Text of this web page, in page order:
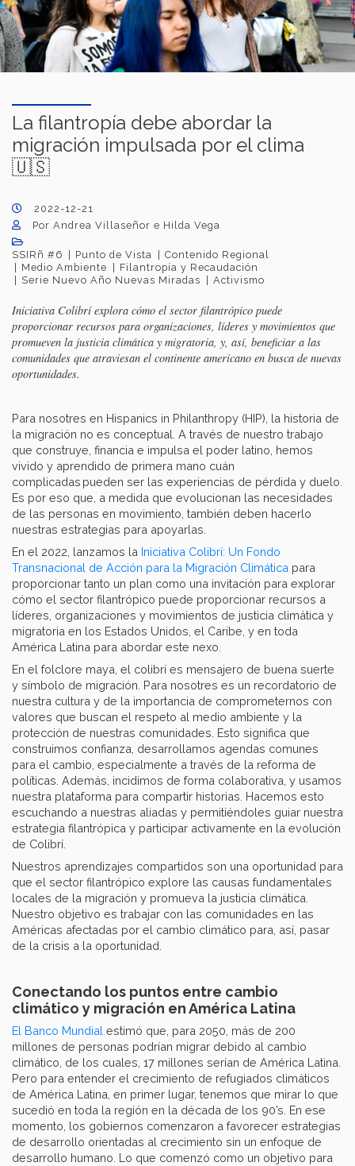
La filantropía debe abordar la
migración impulsada por el clima
🇺🇸
2022-12-21
Por Andrea Villaseñor e Hilda Vega
SSIRñ #6 Punto de Vista
Contenido Regional
Medio Ambiente
Filantropía y Recaudación
Serie Nuevo Año Nuevas Miradas
Activismo
Iniciativa Colibrí explora cómo el sector filantrópico puede
proporcionar recursos para organizaciones, líderes y movimientos que
promueven la justicia climática y migratoria, y, así, beneficiar a las
comunidades que atraviesan el continente americano en busca de nuevas
oportunidades.
Para nosotres en Hispanics in Philanthropy (HIP), la historia de
la migración no es conceptual. A través de nuestro trabajo
que construye, financia e impulsa el poder latino, hemos
vivido y aprendido de primera mano cuán
complicadas pueden ser las experiencias de pérdida y duelo.
Es por eso que, a medida que evolucionan las necesidades
de las personas en movimiento, también deben hacerlo
nuestras estrategias para apoyarlas.
En el 2022, lanzamos la Iniciativa Colibrí: Un Fondo
Transnacional de Acción para la Migración Climática para
proporcionar tanto un plan como una invitación para explorar
cómo el sector filantrópico puede proporcionar recursos a
líderes, organizaciones y movimientos de justicia climática y
migratoria en los Estados Unidos, el Caribe, y en toda
América Latina para abordar este nexo.
En el folclore maya, el colibrí es mensajero de buena suerte
y símbolo de migración. Para nosotres es un recordatorio de
nuestra cultura y de la importancia de comprometernos con
valores que buscan el respeto al medio ambiente y la
protección de nuestras comunidades. Esto significa que
construimos confianza, desarrollamos agendas comunes
para el cambio, especialmente a través de la reforma de
políticas. Además, incidimos de forma colaborativa, y usamos
nuestra plataforma para compartir historias. Hacemos esto
escuchando a nuestras aliadas y permitiéndoles guiar nuestra
estrategia filantrópica y participar activamente en la evolución
de Colibrí.
Nuestros aprendizajes compartidos son una oportunidad para
que el sector filantrópico explore las causas fundamentales
locales de la migración y promueva la justicia climática.
Nuestro objetivo es trabajar con las comunidades en las
Américas afectadas por el cambio climático para, así, pasar
de la crisis a la oportunidad.
Conectando los puntos entre cambio
climático y migración en América Latina
El Banco Mundial estimó que, para 2050, más de 200
millones de personas podrían migrar debido al cambio
climático, de los cuales, 17 millones serían de América Latina.
Pero para entender el crecimiento de refugiados climáticos
de América Latina, en primer lugar, tenemos que mirar lo que
sucedió en toda la región en la década de los 90’s. En ese
momento, los gobiernos comenzaron a favorecer estrategias
de desarrollo orientadas al crecimiento sin un enfoque de
desarrollo humano. Lo que comenzó como un objetivo para